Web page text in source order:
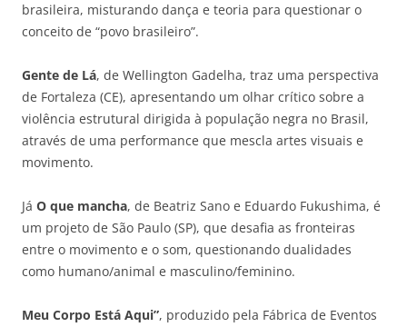
brasileira, misturando dança e teoria para questionar o
conceito de “povo brasileiro”.
Gente de Lá, de Wellington Gadelha, traz uma perspectiva
de Fortaleza (CE), apresentando um olhar crítico sobre a
violência estrutural dirigida à população negra no Brasil,
através de uma performance que mescla artes visuais e
movimento.
Já O que mancha, de Beatriz Sano e Eduardo Fukushima, é
um projeto de São Paulo (SP), que desafia as fronteiras
entre o movimento e o som, questionando dualidades
como humano/animal e masculino/feminino.
Meu Corpo Está Aqui”, produzido pela Fábrica de Eventos